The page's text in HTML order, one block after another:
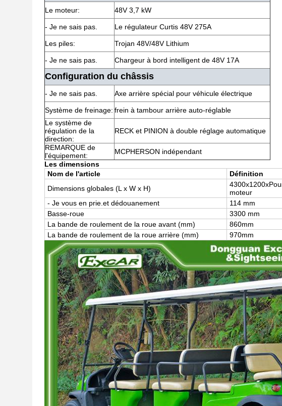
Le moteur: 48V 3,7 kW
- Je ne sais pas. Le régulateur Curtis 48V 275A
Les piles: Trojan 48V/48V Lithium
- Je ne sais pas. Chargeur à bord intelligent de 48V 17A
Configuration du châssis
- Je ne sais pas. Axe arrière spécial pour véhicule électrique
Système de freinage: frein à tambour arrière auto-réglable
Le système de
régulation de la
direction:
RECK et PINION à double réglage automatique
REMARQUE de
l'équipement:
MCPHERSON indépendant
Les dimensions
Nom de l'article
Définition
Dimensions globales (L x W x H) 4300x1200x
moteur
- Je vous en prie. et dédouanement
114 mm
Basse-roue
3300 mm
La bande de roulement de la roue avant (mm)
860mm
La bande de roulement de la roue arrière (mm)
970mm